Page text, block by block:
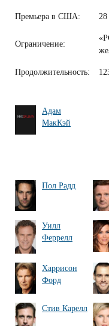
Премьера в США:
Ограничение:
Продолжительность:
Адам
МакКэй
Пол Радд
Уилл
Феррелл
Харрисон
Форд
Стив Карелл